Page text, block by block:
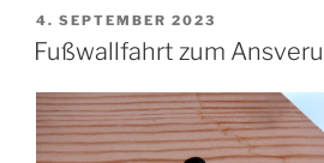
VERÖFFENTLICHT
AM
4. SEPTEMBER 2023
Fußwallfahrt zum